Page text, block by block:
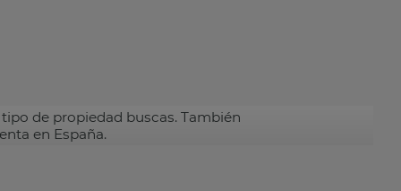
de propiedad buscas. También
en España.